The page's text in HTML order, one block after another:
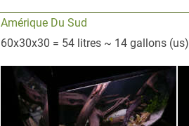
Amérique Du Sud
60x30x30 = 54 litres ~ 14 gallons (us)